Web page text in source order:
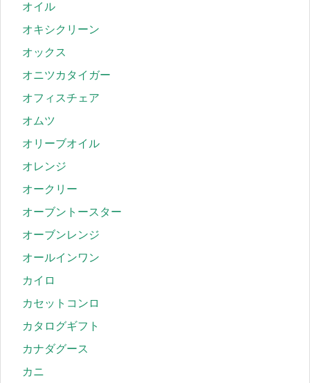
オイル
オキシクリーン
オックス
オニツカタイガー
オフィスチェア
オムツ
オリーブオイル
オレンジ
オークリー
オーブントースター
オーブンレンジ
オールインワン
カイロ
カセットコンロ
カタログギフト
カナダグース
カニ